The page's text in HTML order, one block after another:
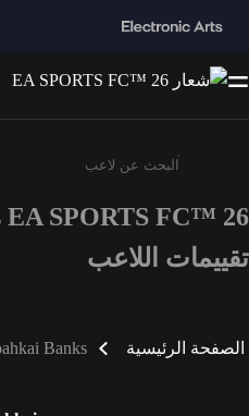
أدخل 3 أحرف أو أرقام على الأقل
EA SPORTS FC™ 26
تقييمات اللاعب
الصفحة الرئيسية Banks